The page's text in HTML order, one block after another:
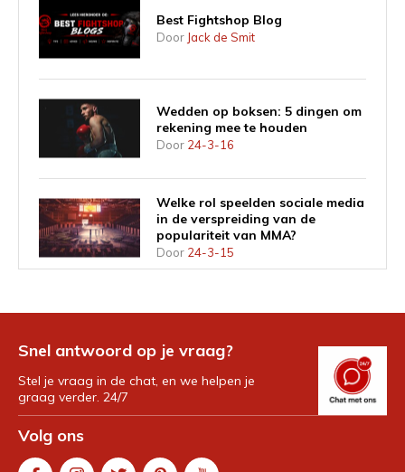
Best Fightshop Blog
Door Jack de Smit
Wedden op boksen: 5 dingen om
rekening mee te houden
Door 24-3-16
Welke rol speelden sociale media
in de verspreiding van de
populariteit van MMA?
Door 24-3-15
oorzaken, slimme training en
Door24-3-14
Casinospel Gebaseerd op Alle
Snel antwoord op je vraag?
Stel je vraag in de chat, en we helpen je
graag verder. 24/7
Volg ons